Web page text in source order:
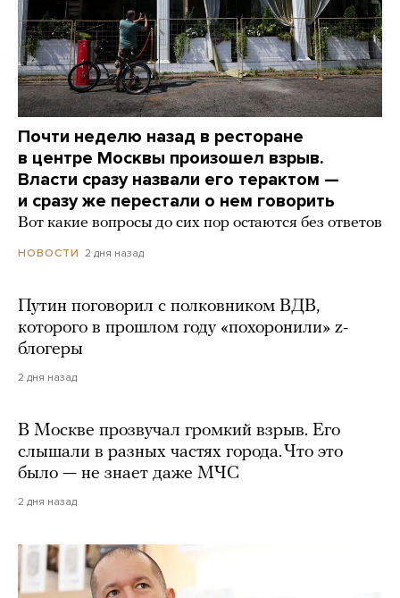
Почти неделю назад в ресторане
в центре Москвы произошел взрыв.
Власти сразу назвали его терактом —
и сразу же перестали о нем говорить
Вот какие вопросы до сих пор остаются без ответов
НОВОСТИ 2 дня назад
Путин поговорил с полковником ВДВ,
которого в прошлом году «похоронили» z-
блогеры
2 дня назад
В Москве прозвучал громкий взрыв. Его
слышали в разных частях города. Что это
было — не знает даже МЧС
2 дня назад